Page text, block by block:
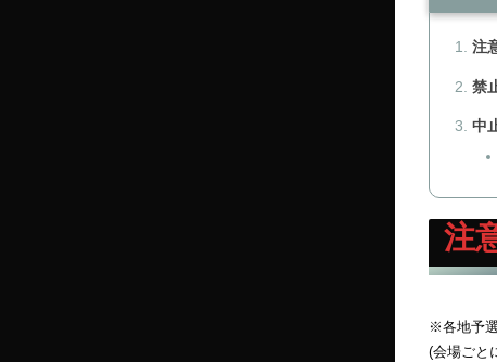
注
禁
中
注
※各地予
(会場ごと